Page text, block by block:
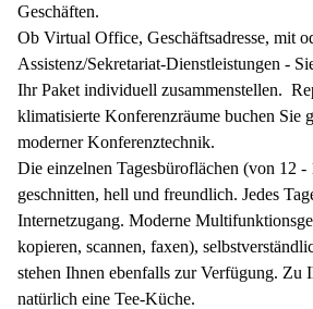
Geschäften.
Ob Virtual Office, Geschäftsadresse, mit
Assistenz/Sekretariat-Dienstleistungen -
Ihr Paket individuell zusammenstellen.
klimatisierte Konferenzräume buchen Sie
moderner Konferenztechnik.
Die einzelnen Tagesbüroflächen (von 12 -
geschnitten, hell und freundlich. Jedes
Internetzugang. Moderne
kopieren, scannen, faxen),
stehen Ihnen ebenfalls zur Verfügung. Zu
natürlich eine Tee-Küche.